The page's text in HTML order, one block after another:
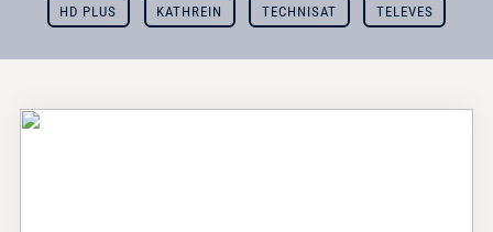
HD PLUS KATHREIN TECHNISAT TELEVES